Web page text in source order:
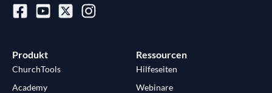
Produkt
ChurchTools
Academy
Ressourcen
Hilfeseiten
Webinare